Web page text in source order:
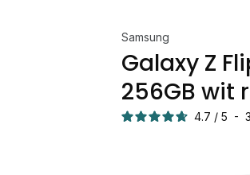
Samsung
Galaxy Z
256GB wit
4.7 / 5 -